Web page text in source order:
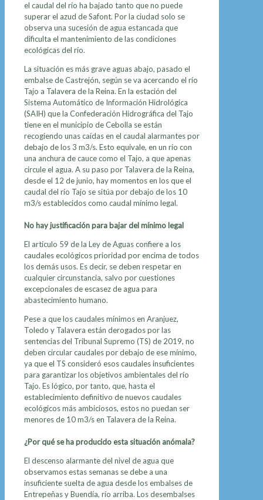
el caudal del río ha bajado tanto que no puede
superar el azud de Safont. Por la ciudad solo se
observa una sucesión de agua estancada que
dificulta el mantenimiento de las condiciones
ecológicas del río.
La situación es más grave aguas abajo, pasado el
embalse de Castrejón, según se va acercando el río
Tajo a Talavera de la Reina. En la estación del
Sistema Automático de Información Hidrológica
(SAIH) que la Confederación Hidrográfica del Tajo
tiene en el municipio de Cebolla se están
recogiendo unas caídas en el caudal alarmantes por
debajo de los 3 m3/s. Esto equivale, en un río con
una anchura de cauce como el Tajo, a que apenas
circule el agua. A su paso por Talavera de la Reina,
desde el 12 de junio, hay momentos en los que el
caudal del río Tajo se sitúa por debajo de los 10
m3/s establecidos como caudal mínimo legal.
No hay justificación para bajar del mínimo legal
El artículo 59 de la Ley de Aguas confiere a los
caudales ecológicos prioridad por encima de todos
los demás usos. Es decir, se deben respetar en
cualquier circunstancia, salvo por cuestiones
excepcionales de escasez de agua para
abastecimiento humano.
Pese a que los caudales mínimos en Aranjuez,
Toledo y Talavera están derogados por las
sentencias del Tribunal Supremo (TS) de 2019, no
deben circular caudales por debajo de ese mínimo,
ya que el TS consideró esos caudales insuficientes
para garantizar los objetivos ambientales del río
Tajo. Es lógico, por tanto, que, hasta el
establecimiento definitivo de nuevos caudales
ecológicos más ambiciosos, estos no puedan ser
menores de 10 m3/s en Talavera de la Reina.
¿Por qué se ha producido esta situación anómala?
El descenso alarmante del nivel de agua que
observamos estas semanas se debe a una
insuficiente suelta de agua desde los embalses de
Entrepeñas y Buendía, río arriba. Los desembalses